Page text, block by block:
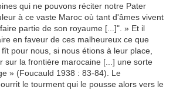
qui ne pouvons réciter notre Pater
à ce vaste Maroc où tant d'âmes vivent
partie de son royaume [...]". » Et il
en faveur de ces malheureux ce que
pour nous, si nous étions à leur place,
sur la frontière marocaine [...] une sorte
» (Foucauld 1938 : 83-84). Le
le tourment qui le pousse alors vers le